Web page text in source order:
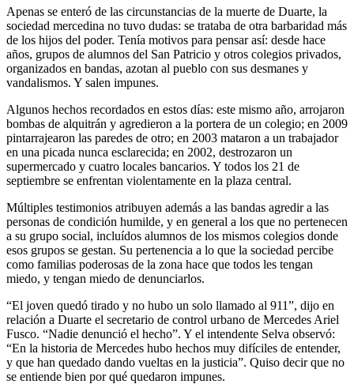
Apenas se enteró de las circunstancias de la muerte de Duarte, la
sociedad mercedina no tuvo dudas: se trataba de otra barbaridad más
de los hijos del poder. Tenía motivos para pensar así: desde hace
años, grupos de alumnos del San Patricio y otros colegios privados,
organizados en bandas, azotan al pueblo con sus desmanes y
vandalismos. Y salen impunes.
Algunos hechos recordados en estos días: este mismo año, arrojaron
bombas de alquitrán y agredieron a la portera de un colegio; en 2009
pintarrajearon las paredes de otro; en 2003 mataron a un trabajador
en una picada nunca esclarecida; en 2002, destrozaron un
supermercado y cuatro locales bancarios. Y todos los 21 de
septiembre se enfrentan violentamente en la plaza central.
Múltiples testimonios atribuyen además a las bandas agredir a las
personas de condición humilde, y en general a los que no pertenecen
a su grupo social, incluídos alumnos de los mismos colegios donde
esos grupos se gestan. Su pertenencia a lo que la sociedad percibe
como familias poderosas de la zona hace que todos les tengan
miedo, y tengan miedo de denunciarlos.
“El joven quedó tirado y no hubo un solo llamado al 911”, dijo en
relación a Duarte el secretario de control urbano de Mercedes Ariel
Fusco. “Nadie denunció el hecho”. Y el intendente Selva observó:
“En la historia de Mercedes hubo hechos muy difíciles de entender,
y que han quedado dando vueltas en la justicia”. Quiso decir que no
se entiende bien por qué quedaron impunes.